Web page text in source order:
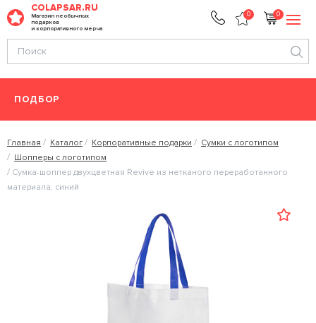
COLAPSAR.RU
Магазин необычных
подарков
и корпоративного мерча
0 0
ПОДБОР
Главная Каталог Корпоративные подарки
Сумки с логотипом
Шопперы с логотипом
Сумка-шоппер двухцветная Revive из нетканого переработанного
материала, синий